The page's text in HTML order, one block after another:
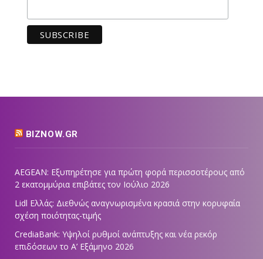
BIZNOW.GR
AEGEAN: Εξυπηρέτησε για πρώτη φορά περισσοτέρους από
2 εκατομμύρια επιβάτες τον Ιούλιο 2026
Lidl Ελλάς: Διεθνώς αναγνωρισμένα κρασιά στην κορυφαία
σχέση ποιότητας-τιμής
CrediaBank: Υψηλοί ρυθμοί ανάπτυξης και νέα ρεκόρ
επιδόσεων το Α’ Εξάμηνο 2026